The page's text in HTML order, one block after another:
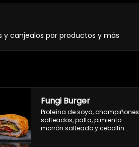
canjealos por productos y más
Fungi Burger
Proteína de soya, champiñones
salteados, palta, pimiento
morrón salteado y cebollín